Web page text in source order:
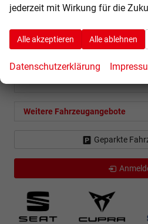
Suzuki
Toyota
Weitere Fahrzeugangebote
Geparkte
jederzeit mit Wirkung für die
Alle akzeptieren Alle ablehnen
Datenschutzerklärung